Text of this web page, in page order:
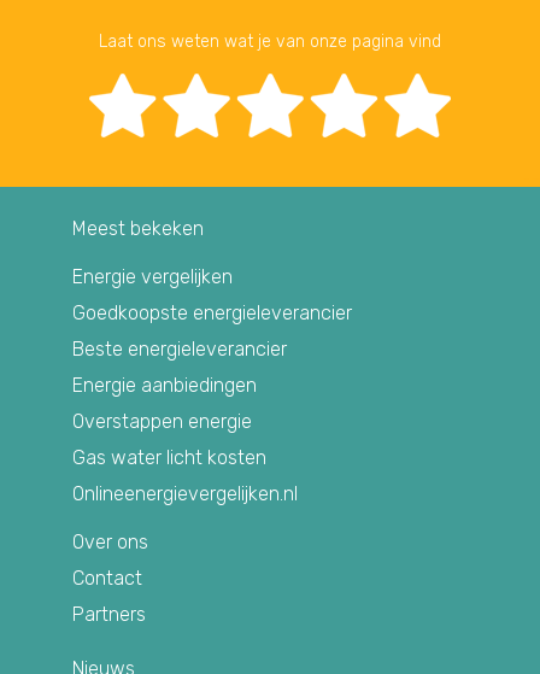
Laat ons weten wat je van onze pagina vind
Meest bekeken
Energie vergelijken
Goedkoopste energieleverancier
Beste energieleverancier
Energie aanbiedingen
Overstappen energie
Gas water licht kosten
Onlineenergievergelijken.nl
Over ons
Contact
Partners
Nieuws